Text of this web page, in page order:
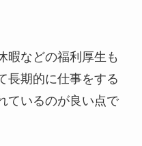
暇などの福利厚生も
長期的に仕事をする
ているのが良い点で